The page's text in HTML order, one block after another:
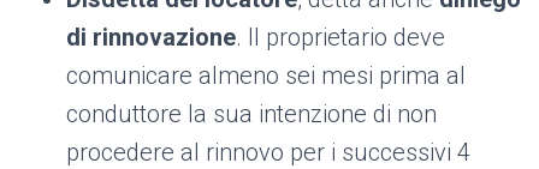
di rinnovazione. Il proprietario deve
comunicare almeno sei mesi prima al
conduttore la sua intenzione di non
procedere al rinnovo per i successivi 4